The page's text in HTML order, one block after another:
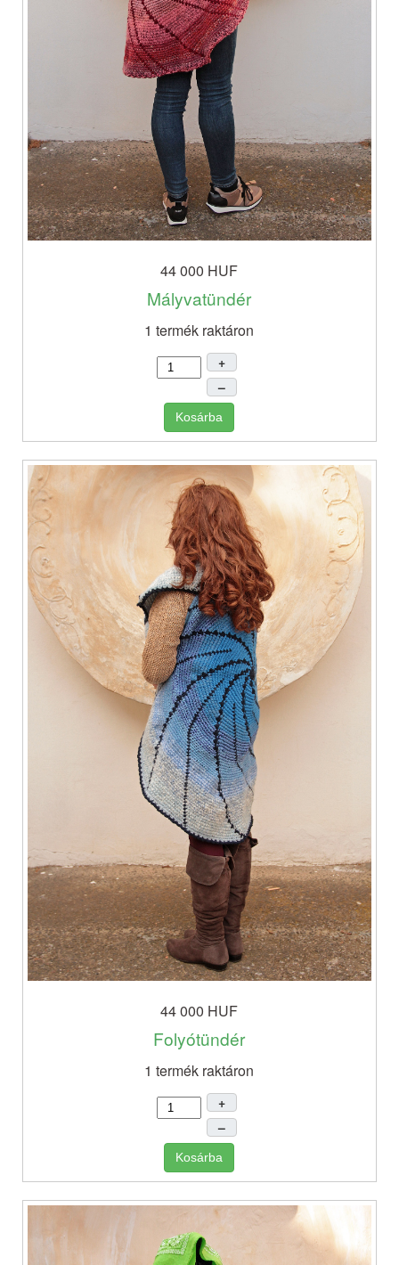
44 000 HUF
Mályvatündér
1 termék raktáron
+
–
Kosárba
44 000 HUF
Folyótündér
1 termék raktáron
+
–
Kosárba